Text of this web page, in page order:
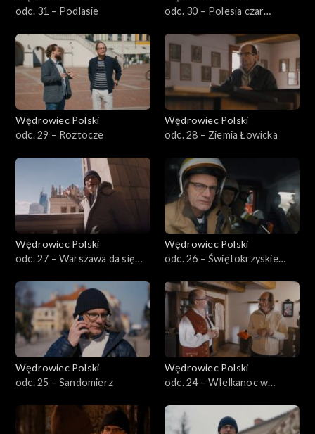
odc. 31 – Podlasie
odc. 30 – Polesia czar…
Wędrowiec Polski
odc. 29 – Roztocze
Wędrowiec Polski
odc. 28 – Ziemia Łowicka
Wędrowiec Polski
odc. 27 – Warszawa da się
Wędrowiec Polski
odc. 26 – Świętokrzyskie
Wędrowiec Polski
odc. 25 – Sandomierz
Wędrowiec Polski
odc. 24 – WIelkanoc w